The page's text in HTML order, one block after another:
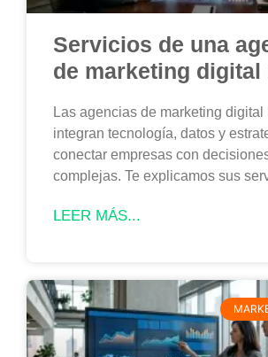
Servicios de una
de marketing digital
Las agencias de marketing digital
integran tecnología, datos y
conectar empresas con
complejas. Te explicamos sus
LEER MÁS...